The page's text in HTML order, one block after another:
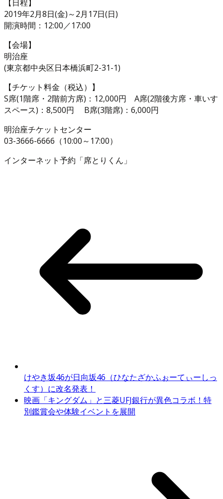
【日程】
2019年2月8日(金)～2月17日(日)
開演時間：12:00／17:00
【会場】
明治座
(東京都中央区日本橋浜町2-31-1)
【チケット料金（税込）】
S席(1階席・2階前方席)：12,000円 A席(2階後方席・車いす
スペース)：8,500円 B席(3階席)：6,000円
明治座チケットセンター
03-3666-6666（10:00～17:00）
インターネット予約「席とりくん」
けやき坂46が日向坂46（ひなたざかふぉーてぃーしっ
くす）に改名発表！
映画「キングダム」と三菱UFJ銀行が異色コラボ！特
別鑑賞会や体験イベントを展開